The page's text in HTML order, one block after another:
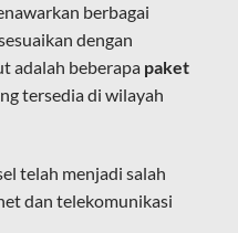
memberikan pengalaman
untuk bekerja,
WiFi IndiHome karena
melalui perangkat router
berbagai
dengan
adalah beberapa paket
tersedia di wilayah
telah menjadi salah
dan telekomunikasi